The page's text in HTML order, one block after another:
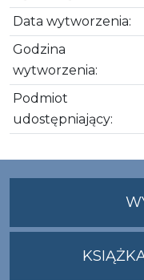
Data wytworzenia:
Godzina
wytworzenia:
Podmiot
udostępniający: